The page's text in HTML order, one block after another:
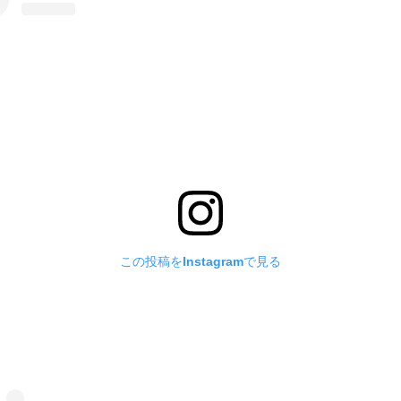
この投稿をInstagramで見る